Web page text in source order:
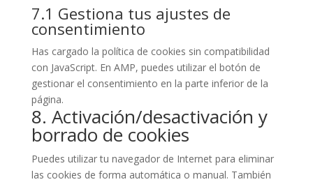
7.1 Gestiona tus ajustes de
consentimiento
Has cargado la política de cookies sin compatibilidad
con JavaScript. En AMP, puedes utilizar el botón de
gestionar el consentimiento en la parte inferior de la
página.
8. Activación/desactivación y
borrado de cookies
Puedes utilizar tu navegador de Internet para eliminar
las cookies de forma automática o manual. También